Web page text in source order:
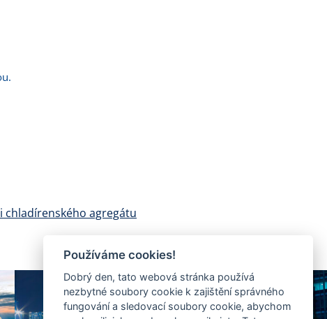
chladírenského agregátu
Používáme cookies!
Dobrý den, tato webová stránka používá
nezbytné soubory cookie k zajištění správného
fungování a sledovací soubory cookie, abychom